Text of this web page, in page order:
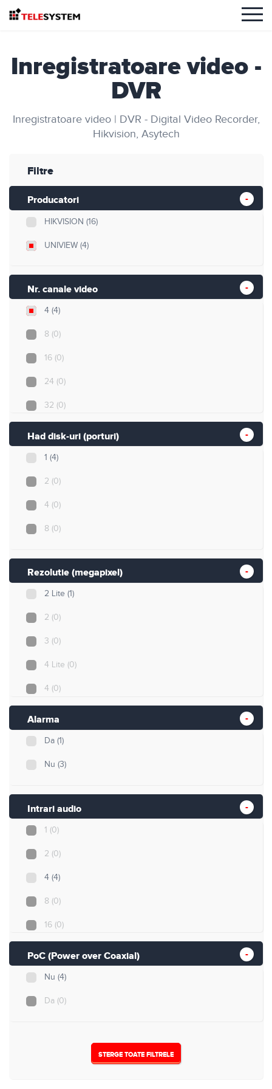
Inregistratoare video -
DVR
Inregistratoare video | DVR - Digital Video Recorder,
Hikvision, Asytech
Filtre
Producatori
HIKVISION (16)
UNIVIEW (4)
Nr. canale video
4 (4)
8 (0)
16 (0)
24 (0)
32 (0)
Had disk-uri (porturi)
1 (4)
2 (0)
4 (0)
8 (0)
Rezolutie (megapixel)
2 Lite (1)
2 (0)
3 (0)
4 Lite (0)
4 (0)
5 Lite
8
Alarma
Da (1)
Nu (3)
Intrari audio
1 (0)
2 (0)
4 (4)
8 (0)
16 (0)
PoC (Power over Coaxial)
Nu (4)
Da (0)
STERGE TOATE FILTRELE